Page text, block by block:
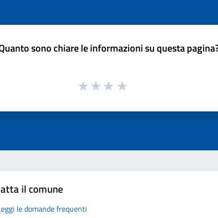
sono chiare le informazioni su questa
il comune
le domande frequenti